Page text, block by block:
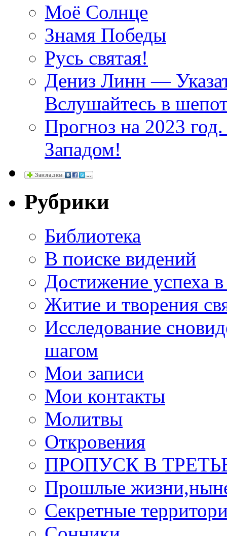
Моё Солнце
Знамя Победы
Русь святая!
Дениз Линн —
Вслушайтесь в
Прогноз на 2023
Западом!
Рубрики
Библиотека
В поиске видений
Достижение успеха
Житие и творения
Исследование
шагом
Мои записи
Мои контакты
Молитвы
Откровения
ПРОПУСК В
Прошлые
Секретные